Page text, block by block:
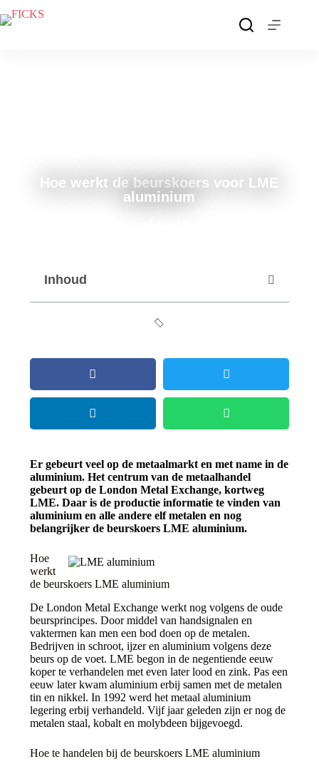
Hoe werkt de beurskoers voor LME
aluminium
Inhoud
Er gebeurt veel op de metaalmarkt en met name in de
aluminium. Het centrum van de metaalhandel
gebeurt op de London Metal Exchange, kortweg
LME. Daar is de productie informatie te vinden van
aluminium en alle andere elf metalen en nog
belangrijker de beurskoers LME aluminium.
Hoe
werkt
de beurskoers LME aluminium
De London Metal Exchange werkt nog volgens de oude
beursprincipes. Door middel van handsignalen en
vaktermen kan men een bod doen op de metalen.
Bedrijven in schroot, ijzer en aluminium volgens deze
beurs op de voet. LME begon in de negentiende eeuw
koper te verhandelen met even later lood en zink. Pas een
eeuw later kwam aluminium erbij samen met de metalen
tin en nikkel. In 1992 werd het metaal aluminium
legering erbij verhandeld. Vijf jaar geleden zijn er nog de
metalen staal, kobalt en molybdeen bijgevoegd.
Hoe te handelen bij de beurskoers LME aluminium